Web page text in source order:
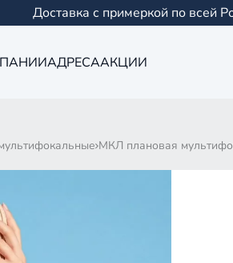
Доставка с примеркой по всей
АДРЕСААКЦИИ
МКЛ плановая